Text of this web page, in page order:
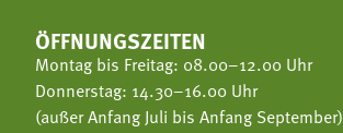
ÖFFNUNGSZEITEN
Montag bis Freitag: 08.00–12.00 Uhr
Donnerstag: 14.30–16.00 Uhr
(außer Anfang Juli bis Anfang September)